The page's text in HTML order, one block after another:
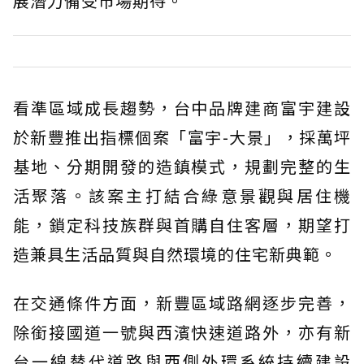
看準區域成長趨勢，台中品牌建商富宇建設
於新豐推出指標個案「富宇-大景」，採萬坪
基地、分期開發的造鎮模式，規劃完整的生
活聚落。該案主打結合綠意景觀與居住機
能，鎖定科技族群與首購自住客層，期望打
造兼具生活品質與自然環境的住宅新典範。
在交通條件方面，新豐區域路網逐步完善，
除銜接國道一號與西濱快速道路外，亦有新